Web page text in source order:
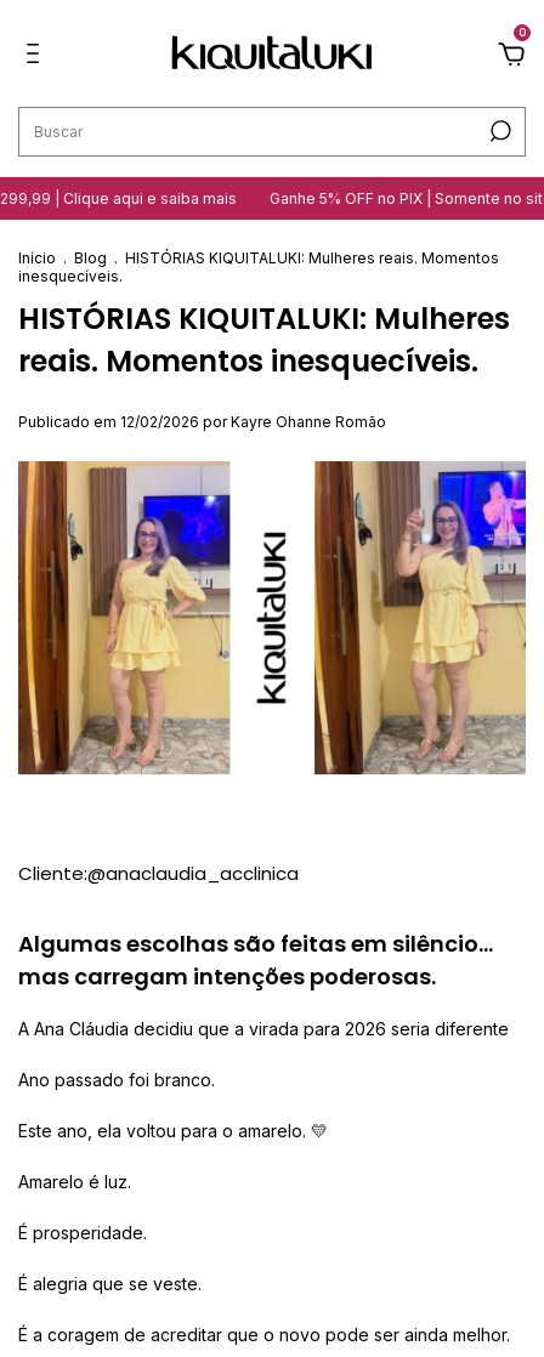
0
aqui e saiba mais Ganhe 5% OFF no PIX | Somente no site 10
Início . Blog . HISTÓRIAS KIQUITALUKI: Mulheres reais. Momentos
inesquecíveis.
HISTÓRIAS KIQUITALUKI: Mulheres
reais. Momentos inesquecíveis.
Publicado em 12/02/2026 por Kayre Ohanne Romão
Cliente:@anaclaudia_acclinica
Algumas escolhas são feitas em silêncio…
mas carregam intenções poderosas.
A Ana Cláudia decidiu que a virada para 2026 seria diferente
Ano passado foi branco.
Este ano, ela voltou para o amarelo. 💛
Amarelo é luz.
É prosperidade.
É alegria que se veste.
É a coragem de acreditar que o novo pode ser ainda melhor.